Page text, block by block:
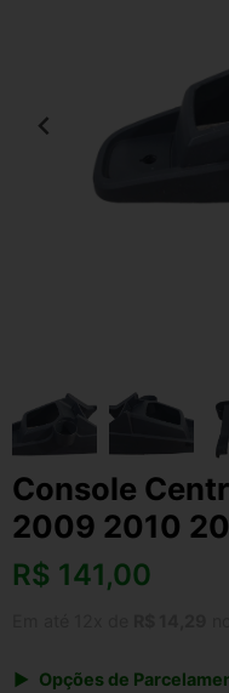
Console
2009 2010
R$ 141,00
Opções de